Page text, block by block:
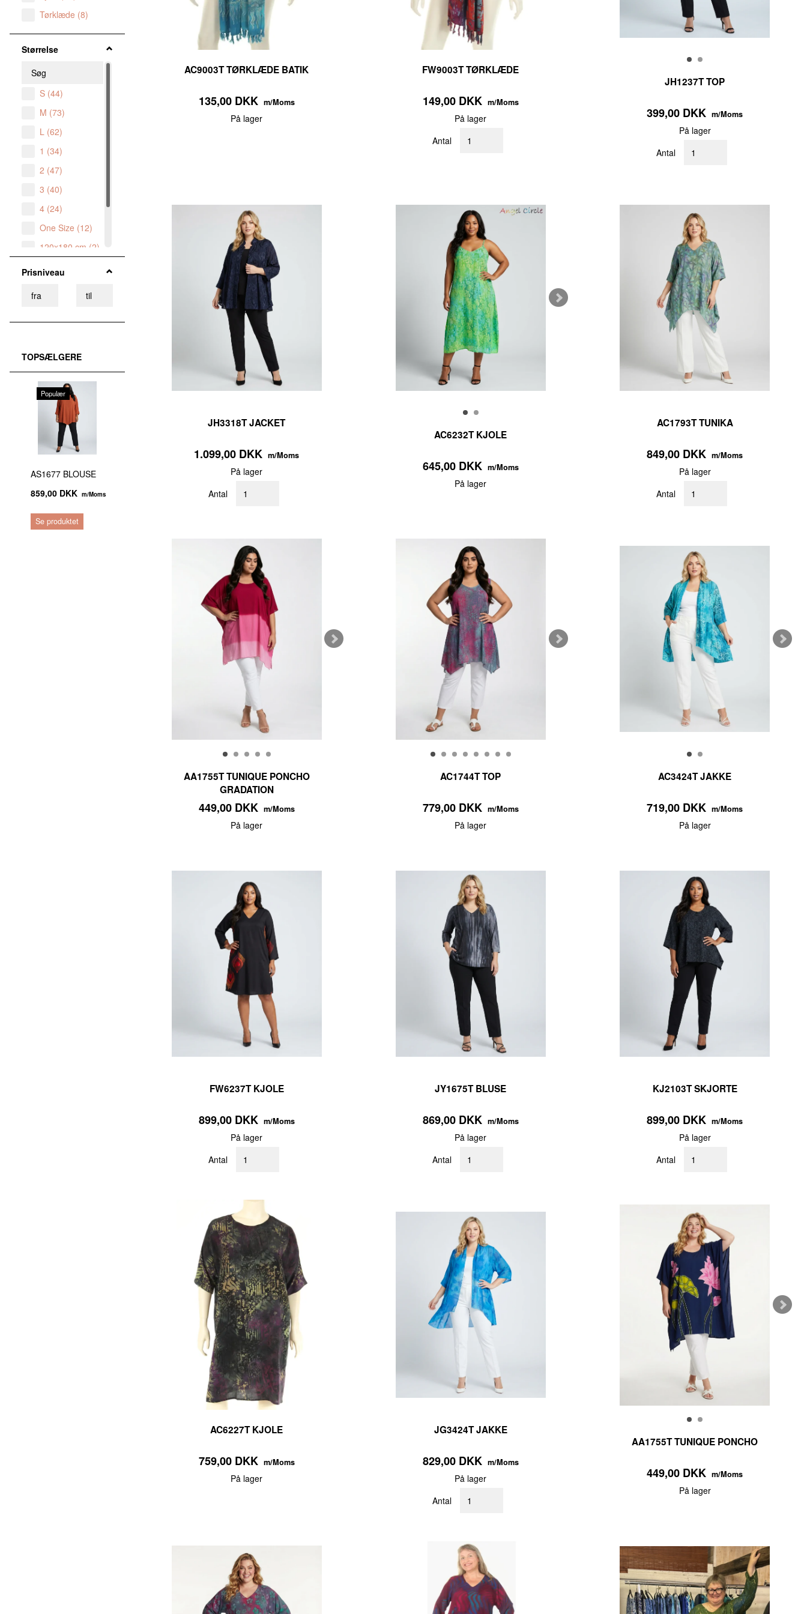
Tørklæde (8)
Størrelse
S (44)
M (73)
L (62)
1 (34)
2 (47)
3 (40)
4 (24)
One Size (12)
120x180 cm (2)
Prisniveau
TOPSÆLGERE
Populær
AS1677 BLOUSE
859,00 DKK m/Moms
Se produktet
AC9003T TØRKLÆDE BATIK
135,00 DKK m/Moms
På lager
FW9003T TØRKLÆDE
149,00 DKK m/Moms
På lager
Antal
JH1237T TOP
399,00 DKK m/Moms
På lager
Antal
JH3318T JACKET
1.099,00 DKK m/Moms
På lager
Antal
AC6232T KJOLE
645,00 DKK m/Moms
På lager
AC1793T TUNIKA
849,00 DKK m/Moms
På lager
Antal
AA1755T TUNIQUE PONCHO
GRADATION
449,00 DKK m/Moms
På lager
AC1744T TOP
779,00 DKK m/Moms
På lager
AC3424T JAKKE
719,00 DKK m/Moms
På lager
FW6237T KJOLE
899,00 DKK m/Moms
På lager
Antal
JY1675T BLUSE
869,00 DKK m/Moms
På lager
Antal
KJ2103T SKJORTE
899,00 DKK m/Moms
På lager
Antal
AC6227T KJOLE
759,00 DKK m/Moms
På lager
JG3424T JAKKE
829,00 DKK m/Moms
På lager
Antal
AA1755T TUNIQUE PONCHO
449,00 DKK m/Moms
På lager